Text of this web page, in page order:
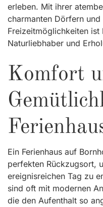
erleben. Mit ihrer
charmanten Dörfern und
Freizeitmöglichkeiten
Naturliebhaber und
Komfort
Ein Ferienhaus auf
perfekten Rückzugsort,
ereignisreichen Tag zu
sind oft mit modernen
die den Aufenthalt so